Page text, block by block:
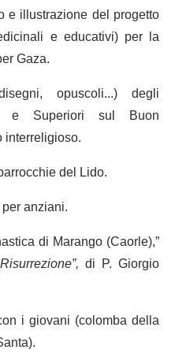
e illustrazione del progetto
e educativi) per la
Gaza.
opuscoli...) degli
e Superiori sul Buon
del Lido.
anziani.
di Marango (Caorle),”
di P. Giorgio
i giovani (colomba della